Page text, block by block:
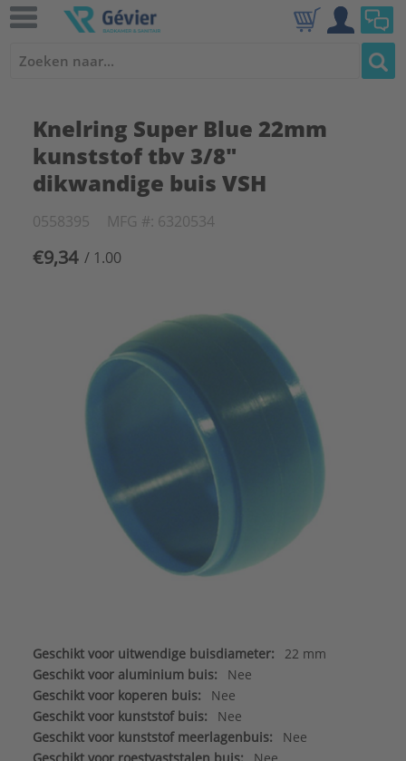
Knelring Super Blue 22mm
kunststof tbv 3/8"
dikwandige buis VSH
0558395 MFG #: 6320534
€9,34 / 1.00
Geschikt voor uitwendige buisdiameter:
22 mm
Geschikt voor aluminium buis:
Nee
Geschikt voor koperen buis:
Nee
Geschikt voor kunststof buis:
Nee
Geschikt voor kunststof meerlagenbuis:
Nee